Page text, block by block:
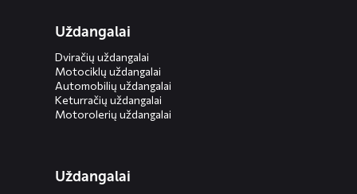
Uždangalai
Dviračių uždangalai
Motociklų uždangalai
Automobilių uždangalai
Keturračių uždangalai
Motorolerių uždangalai
Uždangalai